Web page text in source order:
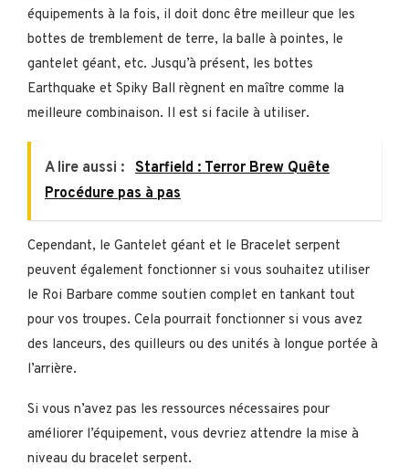
équipements à la fois, il doit donc être meilleur que les
bottes de tremblement de terre, la balle à pointes, le
gantelet géant, etc. Jusqu’à présent, les bottes
Earthquake et Spiky Ball règnent en maître comme la
meilleure combinaison. Il est si facile à utiliser.
A lire aussi : Starfield : Terror Brew Quête
Procédure pas à pas
Cependant, le Gantelet géant et le Bracelet serpent
peuvent également fonctionner si vous souhaitez utiliser
le Roi Barbare comme soutien complet en tankant tout
pour vos troupes. Cela pourrait fonctionner si vous avez
des lanceurs, des quilleurs ou des unités à longue portée à
l’arrière.
Si vous n’avez pas les ressources nécessaires pour
améliorer l’équipement, vous devriez attendre la mise à
niveau du bracelet serpent.